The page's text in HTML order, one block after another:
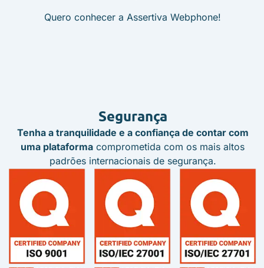
Quero conhecer a Assertiva Webphone!
Segurança
Tenha a tranquilidade e a confiança de contar com
uma plataforma comprometida com os mais altos
padrões internacionais de segurança.